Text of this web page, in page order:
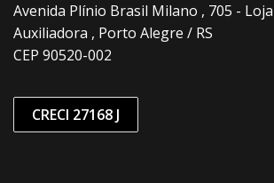
Avenida Plínio Brasil Milano , 705 - Loja
Auxiliadora , Porto Alegre / RS
CEP 90520-002
CRECI 27168 J